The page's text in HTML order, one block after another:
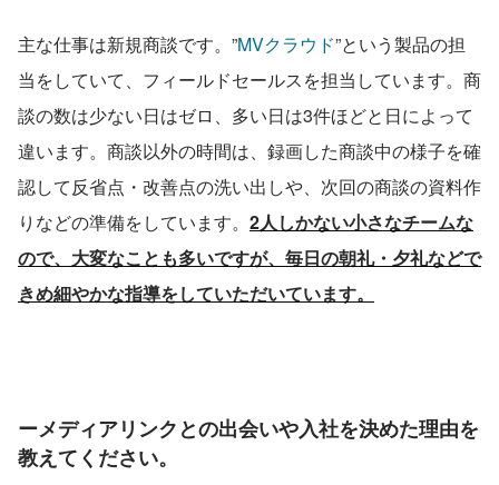
主な仕事は新規商談です。”MVクラウド”という製品の担
当をしていて、フィールドセールスを担当しています。商
談の数は少ない日はゼロ、多い日は3件ほどと日によって
違います。商談以外の時間は、録画した商談中の様子を確
認して反省点・改善点の洗い出しや、次回の商談の資料作
りなどの準備をしています。 2人しかない小さなチームな
ので、大変なことも多いですが、毎日の朝礼・夕礼などで
きめ細やかな指導をしていただいています。
ーメディアリンクとの出会いや入社を決めた理由を
教えてください。